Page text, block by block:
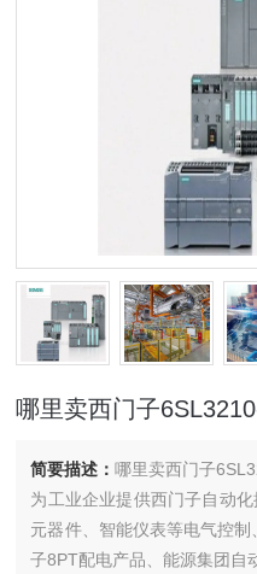
哪里卖西门子
简要描述：哪里卖西门子
为工业企业提供西门子自动
元器件、智能仪表等电气控
子8PT配电产品、能源集团自